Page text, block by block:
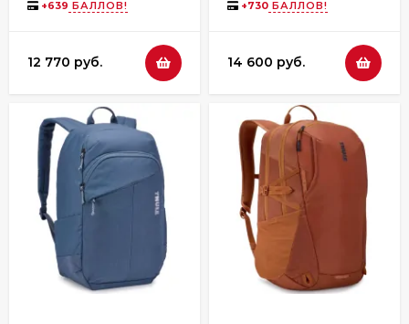
+639 БАЛЛОВ!
12 770 руб.
+730 БАЛЛОВ!
14 600 руб.